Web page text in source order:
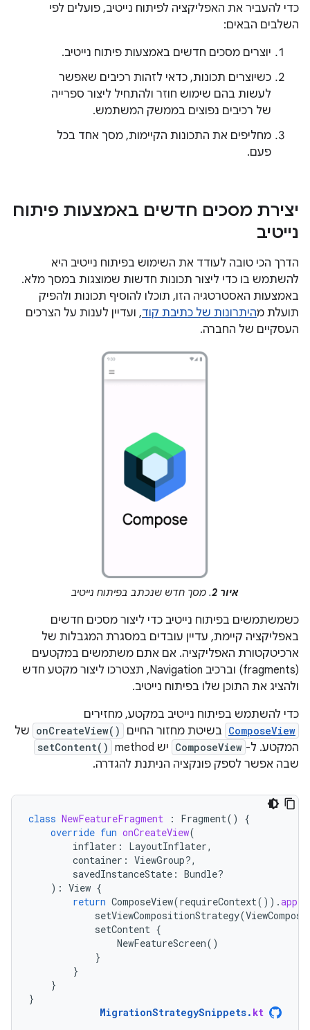
כדי להעביר את האפליקציה לפיתוח נייטיב, פועלים לפי
השלבים הבאים:
יוצרים מסכים חדשים באמצעות פיתוח נייטיב.
כשיוצרים תכונות, כדאי לזהות רכיבים שאפשר
לעשות בהם שימוש חוזר ולהתחיל ליצור ספרייה
של רכיבים נפוצים בממשק המשתמש.
מחליפים את התכונות הקיימות, מסך אחד בכל
פעם.
יצירת מסכים חדשים באמצעות פיתוח
נייטיב
הדרך הכי טובה לעודד את השימוש בפיתוח נייטיב היא
להשתמש בו כדי ליצור תכונות חדשות שמוצגות במסך מלא.
באמצעות האסטרטגיה הזו, תוכלו להוסיף תכונות ולהפיק
תועלת מהיתרונות של כתיבת קוד, ועדיין לענות על הצרכים
העסקיים של החברה.
איור 2 . מסך חדש שנכתב בפיתוח נייטיב
כשמשתמשים בפיתוח נייטיב כדי ליצור מסכים חדשים
באפליקציה קיימת, עדיין עובדים במסגרת המגבלות של
ארכיטקטורת האפליקציה. אם אתם משתמשים במקטעים
(fragments) וברכיב Navigation, תצטרכו ליצור מקטע חדש
ולהציג את התוכן שלו בפיתוח נייטיב.
כדי להשתמש בפיתוח נייטיב במקטע, מחזירים
ComposeView בשיטת מחזור החיים onCreateView() של
המקטע. ל- ComposeView יש method setContent()
שבה אפשר לספק פונקציה הניתנת להגדרה.
class NewFeatureFragment : Fragment()
{
override fun onCreateView(
inflater : LayoutInflater,
container : ViewGroup?,
savedInstanceState : Bundle?
): View {
return ComposeView(requireContext()).apply
setViewCompositionStrategy(
setContent {
NewFeatureScreen()
}
}
}
}
MigrationStrategySnippets. kt